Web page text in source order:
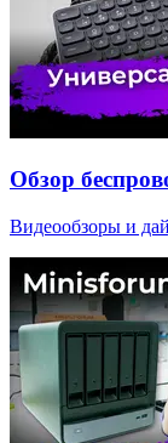
Обзор
Видеообзоры и